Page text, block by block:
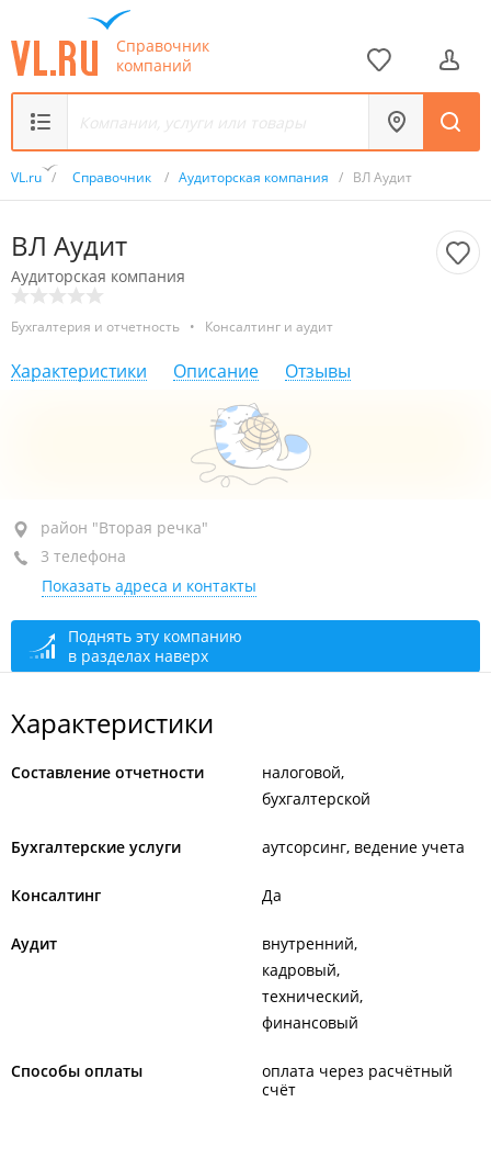
Справочник
компаний
VL.ru / Справочник / Аудиторская компания / ВЛ Аудит
ВЛ Аудит
Аудиторская компания
Бухгалтерия и отчетность • Консалтинг и аудит
Характеристики Описание Отзывы
район "Вторая речка", ул. Магнитогорская, 4
оф. 503
+7 (423) 331-83-25
+7 (423) 231-83-25
+7 (423) 277-42-59
район "Вторая речка"
3 телефона
Показать адреса и контакты
Поднять эту компанию
в разделах наверх
Характеристики
Составление отчетности
налоговой
бухгалтерской
Бухгалтерские услуги аутсорсинг, ведение учета
Консалтинг Да
Аудит
внутренний
кадровый
технический
финансовый
Способы оплаты
оплата через расчётный
счёт